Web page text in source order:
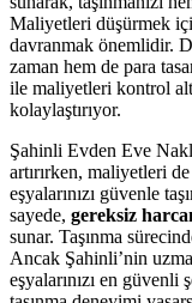
Maliyetleri düşürmek
davranmak önemlidir.
zaman hem de para
ile maliyetleri kontrol
kolaylaştırıyor.
Şahinli Evden Eve
artırırken, maliyetleri
eşyalarınızı güvenle
sayede, gereksiz
sunar. Taşınma
Ancak Şahinli’nin
eşyalarınızı en güvenli